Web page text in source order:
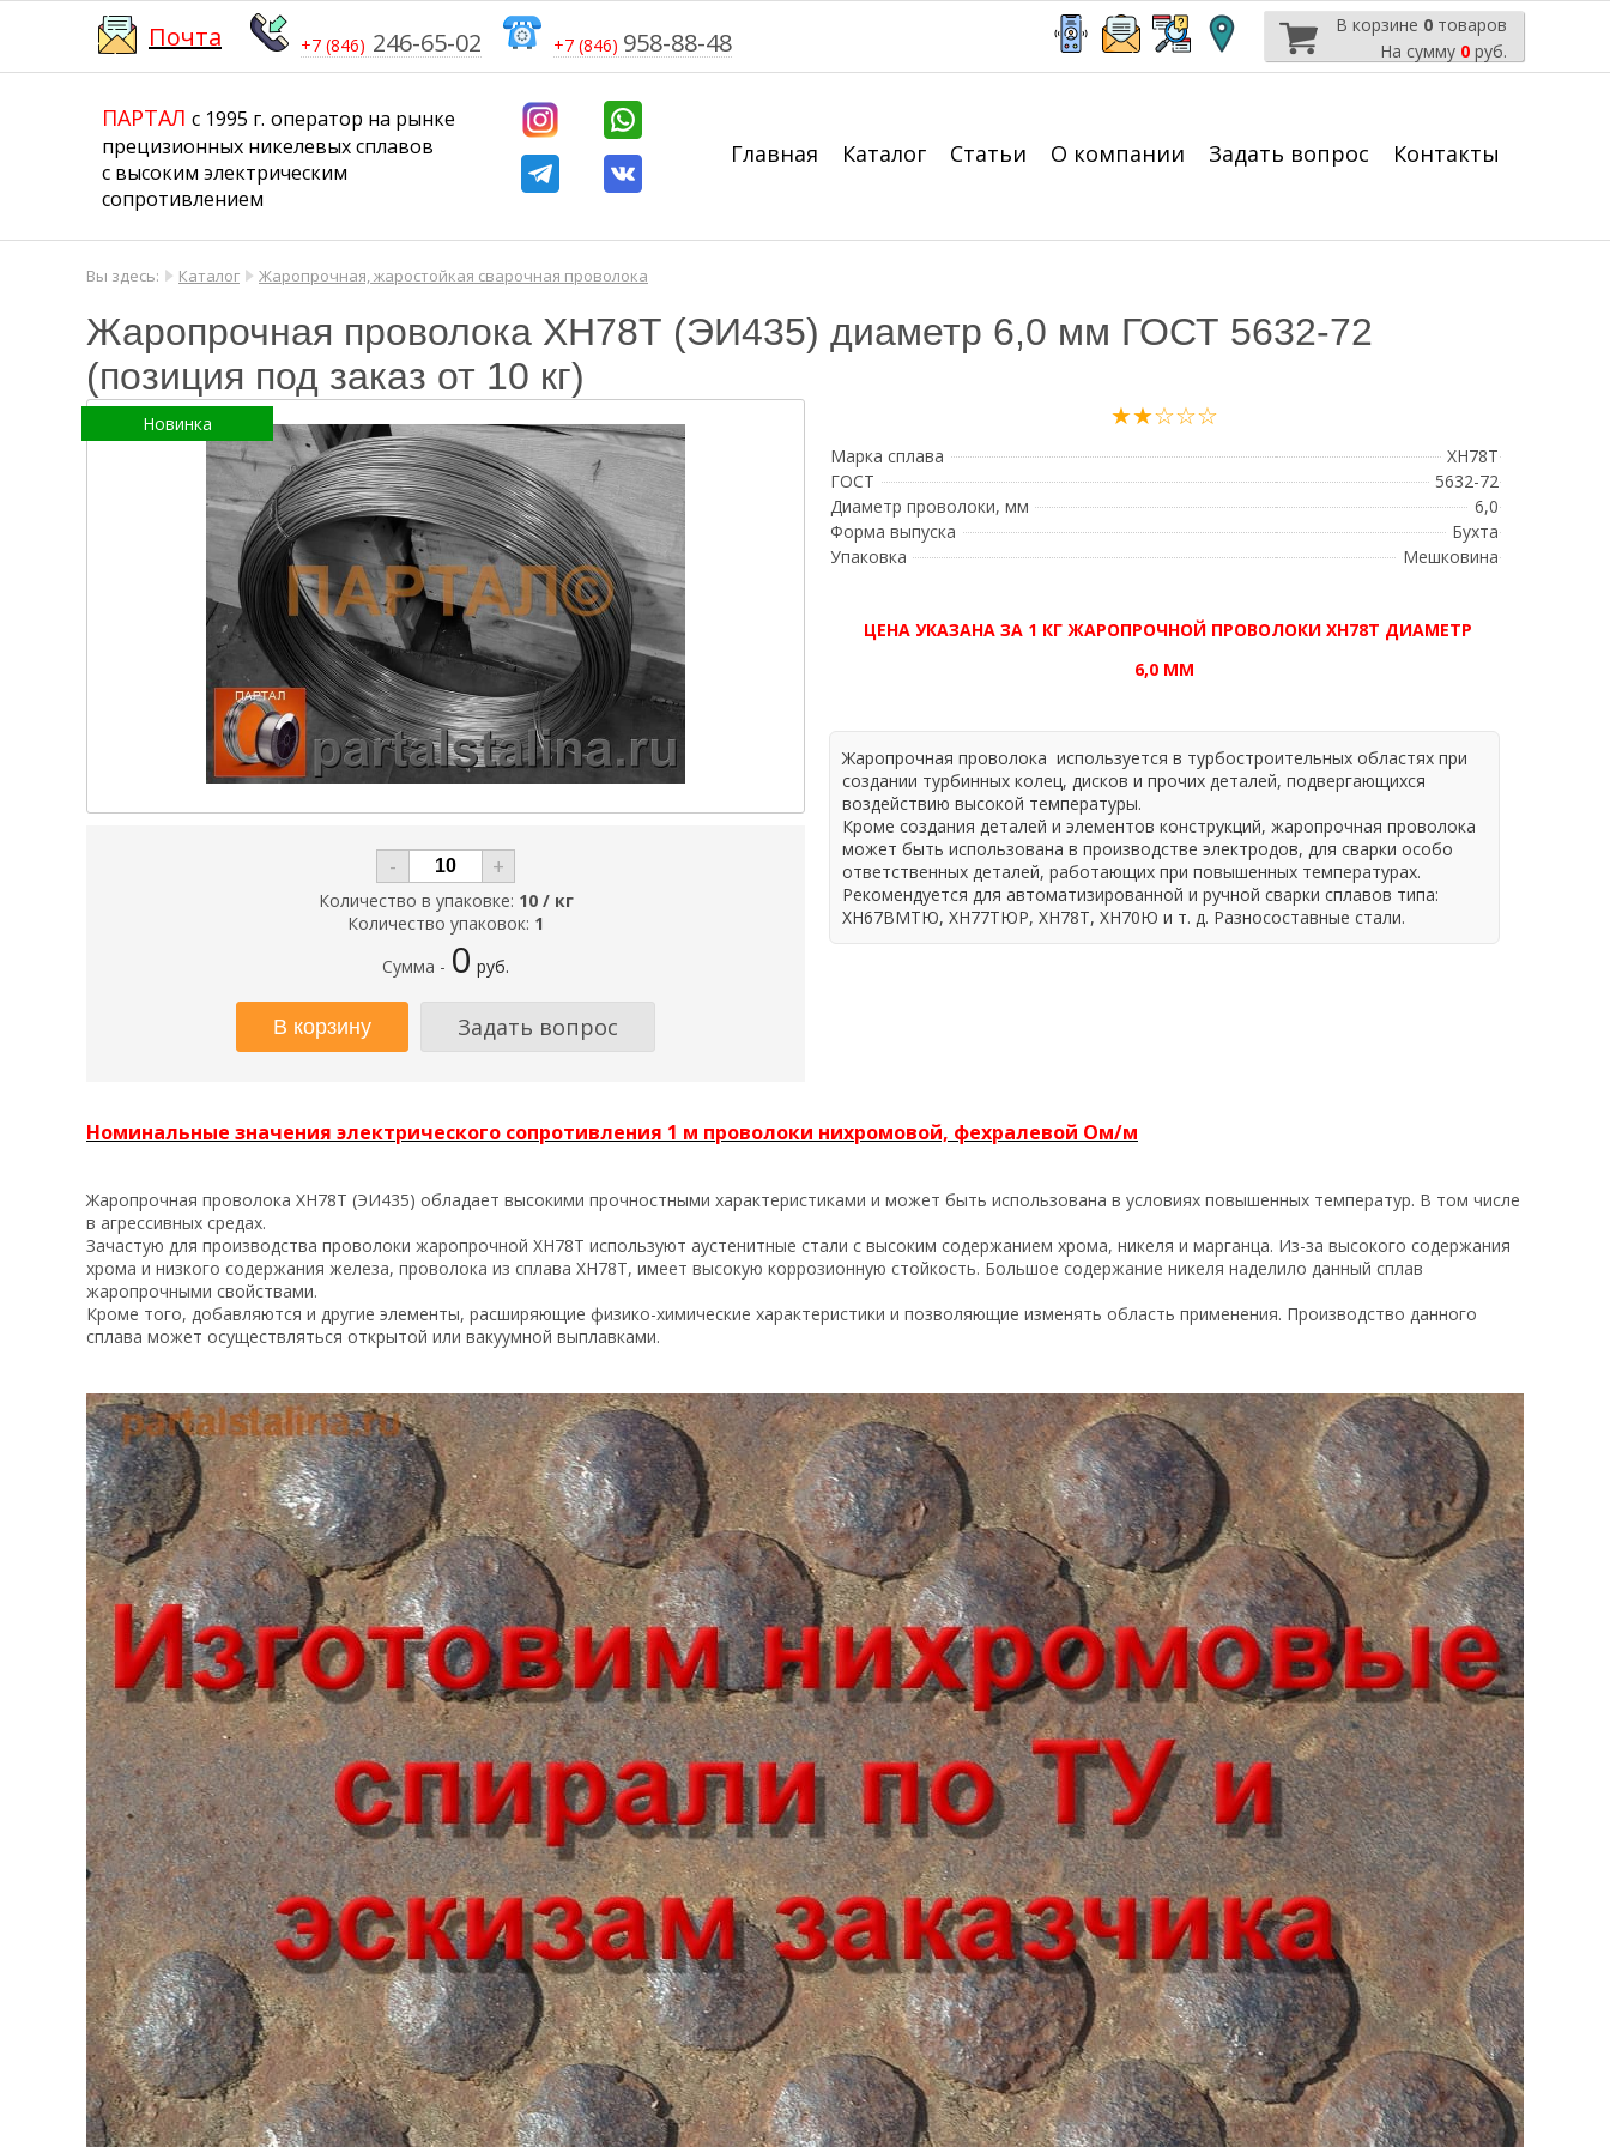
Почта +7 (846) 246-65-02 +7 (846) 958-88-48
В корзине 0 товаров
На сумму 0 руб.
ПАРТАЛ с 1995 г. ​​​​​​​оператор на рынке
прецизионных никелевых сплавов
с высоким электрическим
сопротивлением
Главная Каталог Статьи О компании Задать вопрос Контакты
Вы здесь: Каталог Жаропрочная, жаростойкая сварочная проволока
Жаропрочная проволока ХН78Т (ЭИ435) диаметр 6,0 мм ГОСТ 5632-72
(позиция под заказ от 10 кг)
Новинка
- +
Количество в упаковке: 10 / кг
Количество упаковок: 1
Сумма - 0 руб.
Задать вопрос
★★☆☆☆
Марка сплава
ХН78Т
ГОСТ
5632-72
Диаметр проволоки, мм
6,0
Форма выпуска
Бухта
Упаковка
Мешковина
ЦЕНА УКАЗАНА ЗА 1 КГ ЖАРОПРОЧНОЙ ПРОВОЛОКИ ХН78Т ДИАМЕТР
6,0 ММ
Жаропрочная проволока используется в турбостроительных областях при
создании турбинных колец, дисков и прочих деталей, подвергающихся
воздействию высокой температуры.
Кроме создания деталей и элементов конструкций, жаропрочная проволока
может быть использована в производстве электродов, для сварки особо
ответственных деталей, работающих при повышенных температурах.
Рекомендуется для автоматизированной и ручной сварки сплавов типа:
ХН67ВМТЮ, ХН77ТЮР, ХН78Т, ХН70Ю и т. д. Разносоставные стали.
Номинальные значения электрического сопротивления 1 м проволоки нихромовой, фехралевой Ом/м
Жаропрочная проволока ХН78Т (ЭИ435) обладает высокими прочностными характеристиками и может быть использована в условиях повышенных температур. В том числе
в агрессивных средах.
Зачастую для производства проволоки жаропрочной ХН78Т используют аустенитные стали с высоким содержанием хрома, никеля и марганца. Из-за высокого содержания
хрома и низкого содержания железа, проволока из сплава ХН78Т, имеет высокую коррозионную стойкость. Большое содержание никеля наделило данный сплав
жаропрочными свойствами.
Кроме того, добавляются и другие элементы, расширяющие физико-химические характеристики и позволяющие изменять область применения. Производство данного
сплава может осуществляться открытой или вакуумной выплавками.